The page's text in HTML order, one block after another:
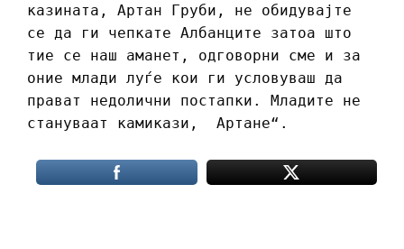
казината, Артан Груби, не обидувајте
се да ги чепкате Албанците затоа што
тие се наш аманет, одговорни сме и за
оние млади луѓе кои ги условуваш да
прават недолични постапки. Младите не
стануваат камикази, Артане“.